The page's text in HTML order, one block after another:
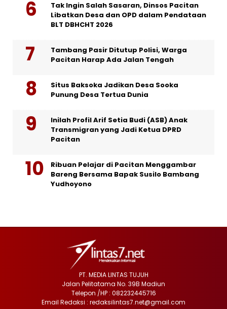
Tak Ingin Salah Sasaran, Dinsos Pacitan
Libatkan Desa dan OPD dalam Pendataan
BLT DBHCHT 2026
Tambang Pasir Ditutup Polisi, Warga
Pacitan Harap Ada Jalan Tengah
Situs Baksoka Jadikan Desa Sooka
Punung Desa Tertua Dunia
Inilah Profil Arif Setia Budi (ASB) Anak
Transmigran yang Jadi Ketua DPRD
Pacitan
Ribuan Pelajar di Pacitan Menggambar
Bareng Bersama Bapak Susilo Bambang
Yudhoyono
PT. MEDIA LINTAS TUJUH
Jalan Pelitatama No. 39B Madiun
Telepon /HP : 082232445716
Email Redaksi : redaksilintas7.net@gmail.com